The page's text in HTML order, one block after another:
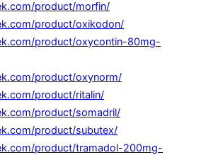
product/morfin/
product/oxikodon/
product/oxycontin-80mg-
product/oxynorm/
product/ritalin/
product/somadril/
product/subutex/
product/tramadol-200mg-